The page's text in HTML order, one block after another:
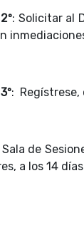
: Solicitar al
: Regístrese,
Sala de
a los 14